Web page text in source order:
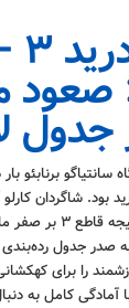
صعود
برنابئو
بود. شاگردان
نوزدهم لالیگا،
صدر جدول رده‌بندی
را برای
آمادگی کامل به